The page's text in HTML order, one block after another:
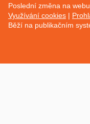
Poslední změna na
Využívání cookies
Běží na publikačním